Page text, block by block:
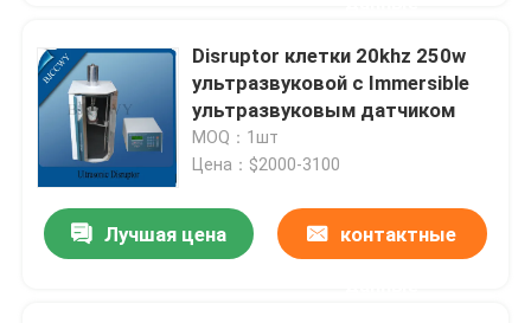
Продукты
О нас
Путешествие фабрики
Disruptor клетки 20khz 250w
ультразвуковой с Immersible
ультразвуковым датчиком
MOQ：1шт
Цена：$2000-3100
Лучшая цена контактные